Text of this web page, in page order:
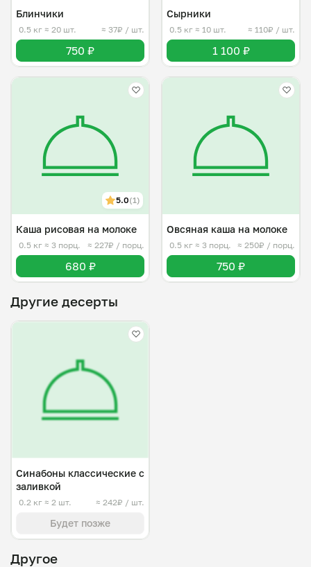
Блинчики
0.5 кг ≈ 20 шт. ≈ 37₽ / шт.
750 ₽
Сырники
0.5 кг ≈ 10 шт. ≈ 110₽ / шт.
1 100 ₽
5.0(1)
Каша рисовая на молоке
0.5 кг ≈ 3 порц. ≈ 227₽ / порц.
680 ₽
Овсяная каша на молоке
0.5 кг ≈ 3 порц. ≈ 250₽ / порц.
750 ₽
Другие десерты
Синабоны классические с
заливкой
0.2 кг ≈ 2 шт. ≈ 242₽ / шт.
Будет позже
Другое